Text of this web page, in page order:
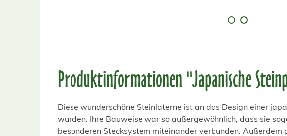
Produktinformationen "Japanische
Diese wunderschöne Steinlaterne ist an das Design einer
wurden. Ihre Bauweise war so außergewöhnlich, dass sie
besonderen Stecksystem miteinander verbunden.